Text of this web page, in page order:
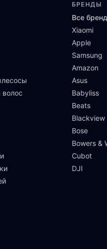
БРЕНДЫ
Все
Xiaomi
Apple
Samsung
Amazon
Asus
Babyliss
Beats
Blackview
Bose
Bowers &
Cubot
DJI